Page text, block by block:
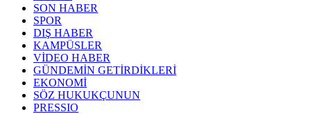
SON HABER
SPOR
DIŞ HABER
KAMPÜSLER
VİDEO HABER
GÜNDEMİN GETİRDİKLERİ
EKONOMİ
SÖZ HUKUKÇUNUN
PRESSIO